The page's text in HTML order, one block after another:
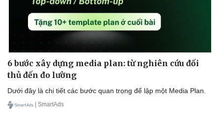
6 bước xây dựng media plan: từ nghiên cứu đối
thủ đến đo lường
Dưới đây là chi tiết các bước quan trọng để lập một Media Plan.
| SmartAds